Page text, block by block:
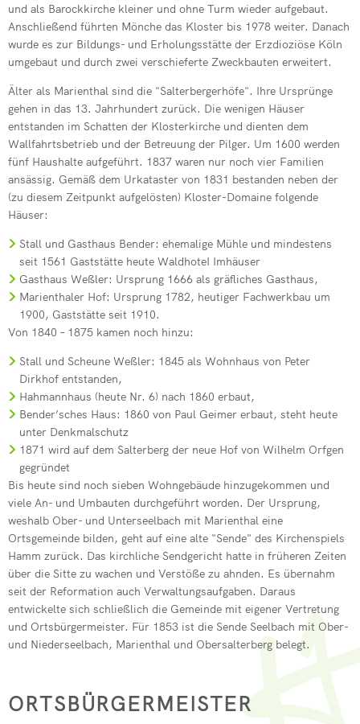
und als Barockkirche kleiner und ohne Turm wieder aufgebaut.
Anschließend führten Mönche das Kloster bis 1978 weiter. Danach
wurde es zur Bildungs- und Erholungsstätte der Erzdioziöse Köln
umgebaut und durch zwei verschieferte Zweckbauten erweitert.
Älter als Marienthal sind die "Salterbergerhöfe". Ihre Ursprünge
gehen in das 13. Jahrhundert zurück. Die wenigen Häuser
entstanden im Schatten der Klosterkirche und dienten dem
Wallfahrtsbetrieb und der Betreuung der Pilger. Um 1600 werden
fünf Haushalte aufgeführt. 1837 waren nur noch vier Familien
ansässig. Gemäß dem Urkataster von 1831 bestanden neben der
(zu diesem Zeitpunkt aufgelösten) Kloster-Domaine folgende
Häuser:
Stall und Gasthaus Bender: ehemalige Mühle und mindestens
seit 1561 Gaststätte heute WaldhoteI Imhäuser
Gasthaus Weßler: Ursprung 1666 als gräfliches Gasthaus,
Marienthaler Hof: Ursprung 1782, heutiger Fachwerkbau um
1900, Gaststätte seit 1910.
Von 1840 – 1875 kamen noch hinzu:
Stall und Scheune Weßler: 1845 als Wohnhaus von Peter
Dirkhof entstanden,
Hahmannhaus (heute Nr. 6) nach 1860 erbaut,
Bender’sches Haus: 1860 von Paul Geimer erbaut, steht heute
unter Denkmalschutz
1871 wird auf dem Salterberg der neue Hof von Wilhelm Orfgen
gegründet
Bis heute sind noch sieben Wohngebäude hinzugekommen und
viele An- und Umbauten durchgeführt worden. Der Ursprung,
weshalb Ober- und Unterseelbach mit Marienthal eine
Ortsgemeinde bilden, geht auf eine alte "Sende" des Kirchenspiels
Hamm zurück. Das kirchliche Sendgericht hatte in früheren Zeiten
über die Sitte zu wachen und Verstöße zu ahnden. Es übernahm
seit der Reformation auch Verwaltungsaufgaben. Daraus
entwickelte sich schließlich die Gemeinde mit eigener Vertretung
und Ortsbürgermeister. Für 1853 ist die Sende Seelbach mit Ober-
und Niederseelbach, Marienthal und Obersalterberg belegt.
ORTSBÜRGERMEISTER